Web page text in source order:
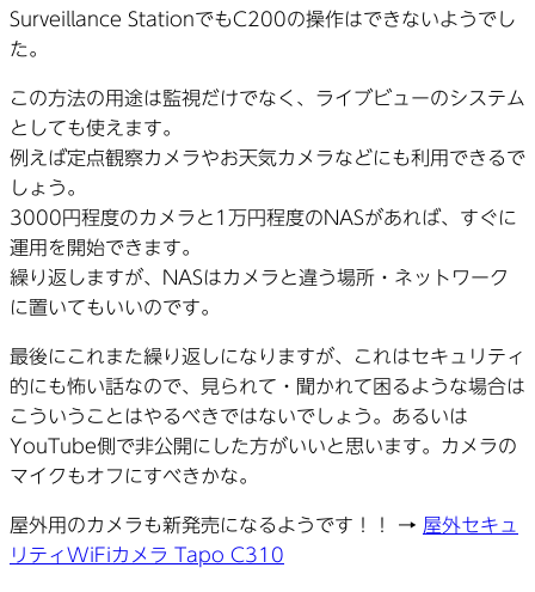
Surveillance StationでもC200の操作はできないようでし
た。
この方法の用途は監視だけでなく、ライブビューのシステム
としても使えます。
例えば定点観察カメラやお天気カメラなどにも利用できるで
しょう。
3000円程度のカメラと1万円程度のNASがあれば、すぐに
運用を開始できます。
繰り返しますが、NASはカメラと違う場所・ネットワーク
に置いてもいいのです。
最後にこれまた繰り返しになりますが、これはセキュリティ
的にも怖い話なので、見られて・聞かれて困るような場合は
こういうことはやるべきではないでしょう。あるいは
YouTube側で非公開にした方がいいと思います。カメラの
マイクもオフにすべきかな。
屋外用のカメラも新発売になるようです！！ → 屋外セキュ
リティWiFiカメラ Tapo C310